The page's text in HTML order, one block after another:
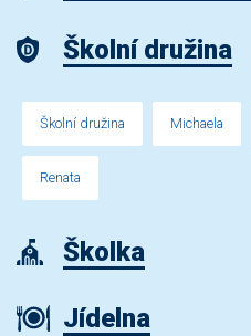
Školní družina
Školní družina Michaela
Renata
Školka
Jídelna